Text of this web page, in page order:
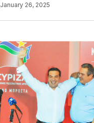
January 26, 2025